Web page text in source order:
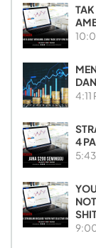
4:11
4